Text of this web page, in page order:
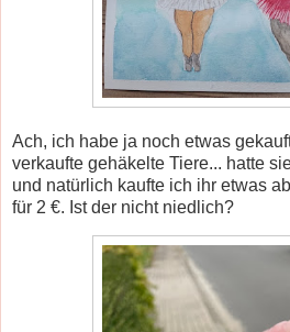
Ach, ich habe ja noch etwas
verkaufte gehäkelte Tiere... hatte
und natürlich kaufte ich ihr etwas
für 2 €. Ist der nicht niedlich?